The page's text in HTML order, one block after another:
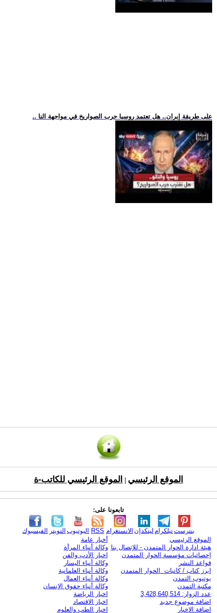
.. على طريقة إيران.. هل تعتمد روسيا حرب الصواريخ في مواجهة النا
الموقع الرئيسي الموقع الرئيسي للكاتب-ة
تابعونا على:
الفيسبوك التويتر اليوتيوب RSS الانستغرام لينكدإن تيلكرامبنترست
الموقع الرئيسي
هيئة ادارة الحوار المتمدن - للإتصال بنا
إحصائيات مؤسسة الحوار المتمدن
قواعد النشر
ابرز كتاب / كاتبات الحوار المتمدن
يوتيوب التمدن
مكتبة التمدن
عدد الزوار: 3,428,640,514
اضافة موضوع جديد
اضافة الاخبار
أخبار عامة
وكالة أنباء المرأة
اخبار الأدب والفن
وكالة أنباء اليسار
وكالة أنباء العلمانية
وكالة أنباء العمال
وكالة أنباء حقوق الإنسان
اخبار الرياضة
اخبار الاقتصاد
اخبار الطب والعلوم